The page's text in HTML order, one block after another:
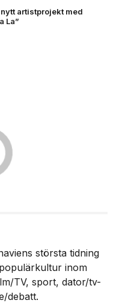
artistprojekt med
La”
största tidning
inom
TV, sport, dator/tv-
debatt.